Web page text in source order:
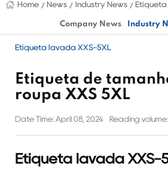
Home News Industry News Etiqueta
Company News Industry
Etiqueta lavada XXS-5XL
Etiqueta de
roupa XXS 5XL
Date Time: April 08, 2024 Reading volume:
Etiqueta lavada XXS-